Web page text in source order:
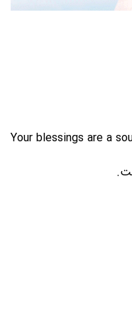
Your blessings are a